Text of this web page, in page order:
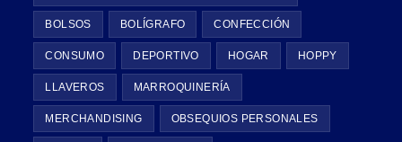
BOLSOS BOLÍGRAFO CONFECCIÓN
CONSUMO DEPORTIVO HOGAR HOPPY
LLAVEROS MARROQUINERÍA
MERCHANDISING OBSEQUIOS PERSONALES